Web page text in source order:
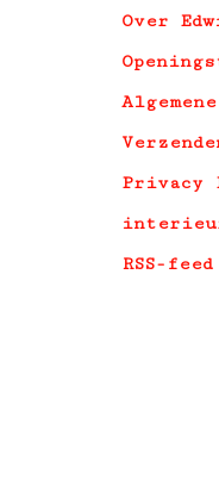
Over
Privacy
RSS-feed